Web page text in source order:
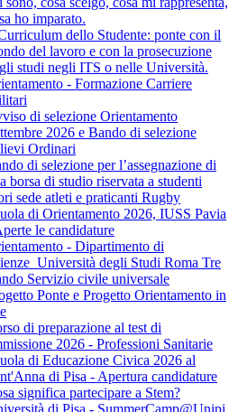
ho imparato.
dello Studente: ponte con il
del lavoro e con la prosecuzione
studi negli ITS o nelle Università.
- Formazione Carriere
di selezione Orientamento
2026 e Bando di selezione
Ordinari
di selezione per l’assegnazione di
borsa di studio riservata a studenti
sede atleti e praticanti Rugby
di Orientamento 2026, IUSS Pavia
le candidature
- Dipartimento di
degli Studi Roma Tre
Servizio civile universale
Ponte e Progetto Orientamento in
di preparazione al test di
2026 - Professioni Sanitarie
di Educazione Civica 2026 al
di Pisa - Apertura candidature
significa partecipare a Stem?